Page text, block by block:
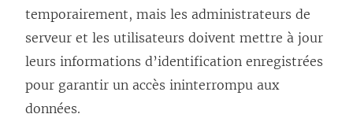
temporairement, mais les administrateurs de
serveur et les utilisateurs doivent mettre à jour
leurs informations d’identification enregistrées
pour garantir un accès ininterrompu aux
données.